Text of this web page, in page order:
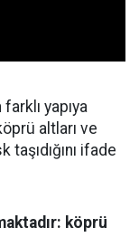
yapıya
altları ve
ifade
köprü